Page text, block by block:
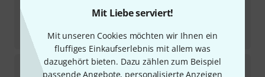
Mit Liebe serviert!
Mit unseren Cookies möchten wir Ihnen ein
fluffiges Einkaufserlebnis mit allem was
dazugehört bieten. Dazu zählen zum Beispiel
passende Angebote, personalisierte Anzeigen
2
89€
BubblebeeThe Windbubble beige - 2